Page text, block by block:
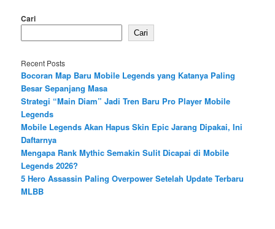
Cari
Cari
Recent Posts
Bocoran Map Baru Mobile Legends yang Katanya Paling
Besar Sepanjang Masa
Strategi “Main Diam” Jadi Tren Baru Pro Player Mobile
Legends
Mobile Legends Akan Hapus Skin Epic Jarang Dipakai, Ini
Daftarnya
Mengapa Rank Mythic Semakin Sulit Dicapai di Mobile
Legends 2026?
5 Hero Assassin Paling Overpower Setelah Update Terbaru
MLBB